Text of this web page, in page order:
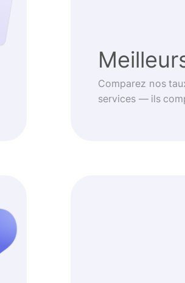
Comparez nos
services — ils